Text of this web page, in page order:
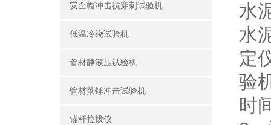
安全帽冲击抗穿刺试验机
低温冷绕试验机
管材静液压试验机
管材落锤冲击试验机
锚杆拉拔仪
水
水
定
验
时